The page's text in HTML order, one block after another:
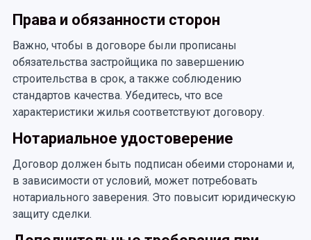
Права и обязанности сторон
Важно, чтобы в договоре были прописаны
обязательства застройщика по завершению
строительства в срок, а также соблюдению
стандартов качества. Убедитесь, что все
характеристики жилья соответствуют договору.
Нотариальное удостоверение
Договор должен быть подписан обеими сторонами и,
в зависимости от условий, может потребовать
нотариального заверения. Это повысит юридическую
защиту сделки.